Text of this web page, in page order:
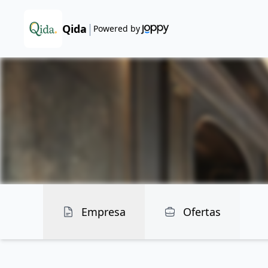
Qida | Powered by
Empresa Ofertas